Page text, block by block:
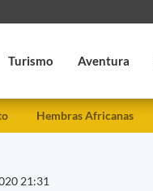
Turismo Aventura
Hembras Africanas
21:31